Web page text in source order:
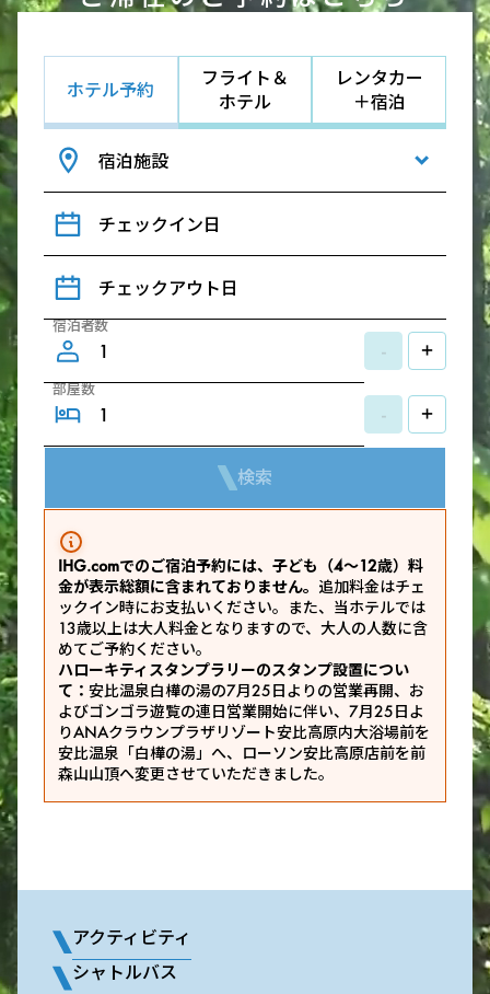
ホテル予約
フライト＆
ホテル
レンタカー
＋宿泊
宿泊施設
チェックイン日
チェックアウト日
宿泊者数
- +
部屋数
- +
検索
IHG.comでのご宿泊予約には、子ども（4～12歳）料
金が表示総額に含まれておりません。 追加料金はチェ
ックイン時にお支払いください。また、当ホテルでは
13歳以上は大人料金となりますので、大人の人数に含
めてご予約ください。
ハローキティスタンプラリーのスタンプ設置につい
て： 安比温泉白樺の湯の7月25日よりの営業再開、お
よびゴンゴラ遊覧の連日営業開始に伴い、7月25日よ
りANAクラウンプラザリゾート安比高原内大浴場前を
安比温泉「白樺の湯」へ、ローソン安比高原店前を前
森山山頂へ変更させていただきました。
アクティビティ
シャトルバス